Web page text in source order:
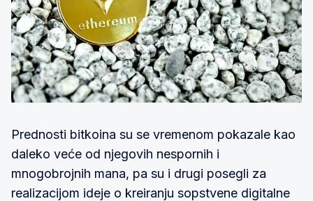
Prednosti bitkoina su se vremenom pokazale kao
daleko veće od njegovih nespornih i
mnogobrojnih mana, pa su i drugi posegli za
realizacijom ideje o kreiranju sopstvene digitalne